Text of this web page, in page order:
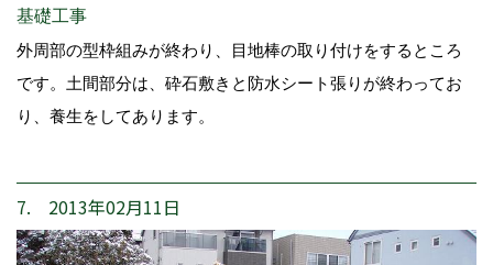
基礎工事
外周部の型枠組みが終わり、目地棒の取り付けをするところ
です。土間部分は、砕石敷きと防水シート張りが終わってお
り、養生をしてあります。
7. 2013年02月11日